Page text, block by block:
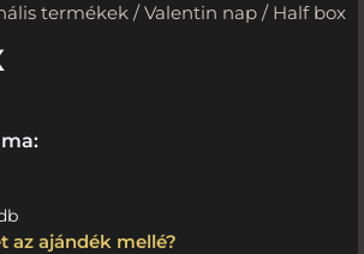
termékek /Valentin nap / Half box
az ajándék mellé?